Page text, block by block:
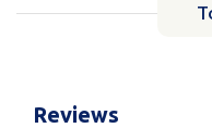
Reviews